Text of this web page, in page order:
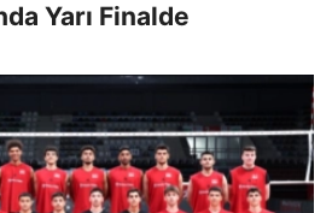
Yarı Finalde